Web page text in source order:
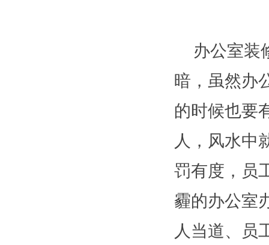
办公室装
暗，虽然办
的时候也要
人，风水中
罚有度，员
霾的办公室
人当道、员